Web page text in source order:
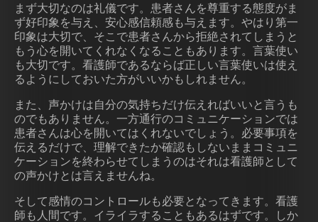
まず大切なのは礼儀です。患者さんを尊重する態度がま
ず好印象を与え、安心感信頼感も与えます。やはり第一
印象は大切で、そこで患者さんから拒絶されてしまうと
もう心を開いてくれなくなることもあります。言葉使い
も大切です。看護師であるならば正しい言葉使いは使え
るようにしておいた方がいいかもしれません。
また、声かけは自分の気持ちだけ伝えればいいと言うも
のでもありません。一方通行のコミュニケーションでは
患者さんは心を開いてはくれないでしょう。必要事項を
伝えるだけで、理解できたか確認もしないままコミュニ
ケーションを終わらせてしまうのはそれは看護師として
の声かけとは言えませんね。
そして感情のコントロールも必要となってきます。看護
師も人間です。イライラすることもあるはずです。しか